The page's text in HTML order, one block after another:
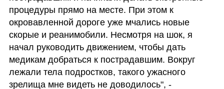
процедуры прямо на месте. При этом к
окровавленной дороге уже мчались новые
скорые и реанимобили. Несмотря на шок, я
начал руководить движением, чтобы дать
медикам добраться к пострадавшим. Вокруг
лежали тела подростков, такого ужасного
зрелища мне видеть не доводилось", -